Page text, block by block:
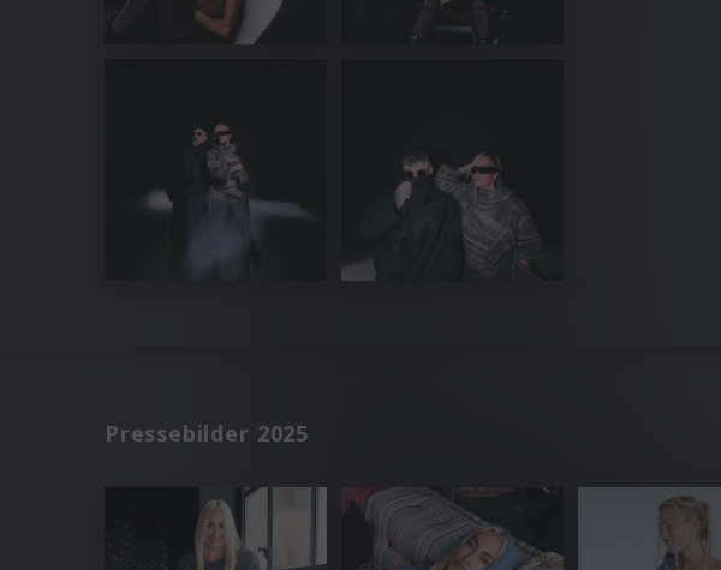
Pressebilder 2025